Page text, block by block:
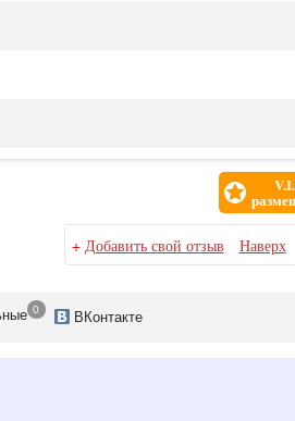
+ Добавить свой отзыв Наверх
0 ВКонтакте